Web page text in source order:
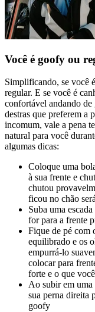
Você é goofy ou
Simplificando, se você
regular. E se você é
confortável andando de
destras que preferem a
incomum, vale a pena
natural para você
algumas dicas:
Coloque uma
à sua frente e
chutou
ficou no chão
Suba uma
for para a frente
Fique de pé com
equilibrado e os
empurrá-lo
colocar para
forte e o que
Ao subir em uma
sua perna direita
goofy